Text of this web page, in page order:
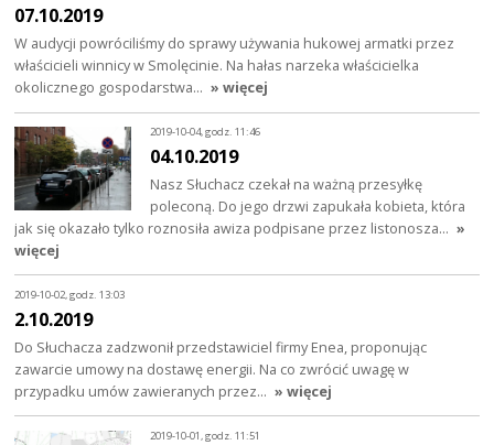
07.10.2019
W audycji powróciliśmy do sprawy używania hukowej armatki przez
właścicieli winnicy w Smolęcinie. Na hałas narzeka właścicielka
okolicznego gospodarstwa… » więcej
2019-10-04, godz. 11:46
04.10.2019
Nasz Słuchacz czekał na ważną przesyłkę
poleconą. Do jego drzwi zapukała kobieta, która
jak się okazało tylko roznosiła awiza podpisane przez listonosza… »
więcej
2019-10-02, godz. 13:03
2.10.2019
Do Słuchacza zadzwonił przedstawiciel firmy Enea, proponując
zawarcie umowy na dostawę energii. Na co zwrócić uwagę w
przypadku umów zawieranych przez… » więcej
2019-10-01, godz. 11:51